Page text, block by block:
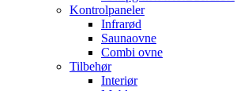
Kontrolpaneler
Infrarød
Saunaovne
Combi ovne
Tilbehør
Interiør